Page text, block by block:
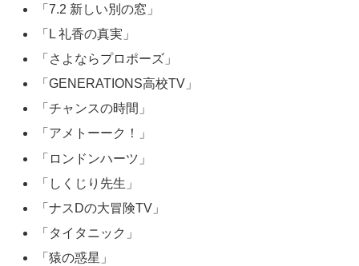
「7.2 新しい別の窓」
「L 礼香の真実」
「さよならプロポーズ」
「GENERATIONS高校TV」
「チャンスの時間」
「アメトーーク！」
「ロンドンハーツ」
「しくじり先生」
「ナスDの大冒険TV」
「タイタニック」
「猿の惑星」